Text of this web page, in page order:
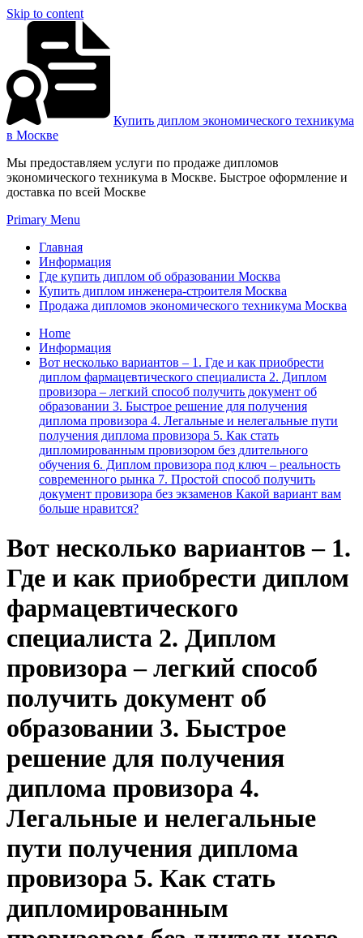
Skip to content
Купить диплом экономического техникума
в Москве
Мы предоставляем услуги по продаже дипломов
экономического техникума в Москве. Быстрое оформление и
доставка по всей Москве
Primary Menu
Главная
Информация
Где купить диплом об образовании Москва
Купить диплом инженера-строителя Москва
Продажа дипломов экономического техникума Москва
Home
Информация
Вот несколько вариантов – 1. Где и как приобрести
диплом фармацевтического специалиста 2. Диплом
провизора – легкий способ получить документ об
образовании 3. Быстрое решение для получения
диплома провизора 4. Легальные и нелегальные пути
получения диплома провизора 5. Как стать
дипломированным провизором без длительного
обучения 6. Диплом провизора под ключ – реальность
современного рынка 7. Простой способ получить
документ провизора без экзаменов Какой вариант вам
больше нравится?
Вот несколько вариантов – 1.
Где и как приобрести диплом
фармацевтического
специалиста 2. Диплом
провизора – легкий способ
получить документ об
образовании 3. Быстрое
решение для получения
диплома провизора 4.
Легальные и нелегальные
пути получения диплома
провизора 5. Как стать
дипломированным